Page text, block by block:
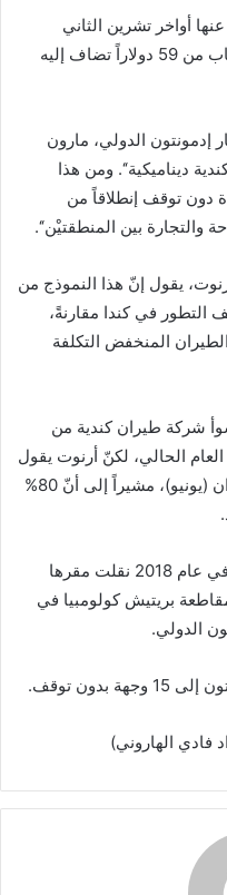
أواخر تشرين الثاني
(نوفمبر) الفائت، يبدأ سعر تذكرة الذهاب من 59 دولاراً تضاف إليه
إدمونتون الدولي، مارون
ديناميكية‘‘. ومن هذا
دون توقف إنطلاقاً من
والتجارة بين المنطقتيْن‘‘.
يقول إنّ هذا النموذج من
التطور في كندا مقارنةً،
المنخفض التكلفة
شركة طيران كندية من
الحالي، لكنّ أرنوت يقول
إنّ الوضع تحسّن بين أيار (مايو) وحزيران (يونيو)، مشيراً إلى أنّ 80%
وتأسست ’’فلير إيرلاينز‘‘ عام 2005. وفي عام 2018 نقلت مقرها
بريتيش كولومبيا في
الدولي.
بدون توقف.
فادي الهاروني)